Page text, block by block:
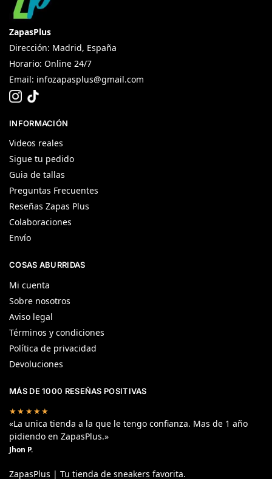
ZapasPlus
Dirección: Madrid, España
Horario: Online 24/7
Email: infozapasplus@gmail.com
INFORMACIÓN
Videos reales
Sigue tu pedido
Guia de tallas
Preguntas Frecuentes
Reseñas Zapas Plus
Colaboraciones
Envío
COSAS ABURRIDAS
Mi cuenta
Sobre nosotros
Aviso legal
Términos y condiciones
Política de privacidad
Devoluciones
MÁS DE 1000 RESEÑAS POSITIVAS
★★★★★
«La unica tienda a la que le tengo confianza. Mas de 1 año
pidiendo en ZapasPlus.»
Jhon P.
ZapasPlus | Tu tienda de sneakers favorita.